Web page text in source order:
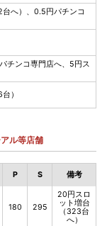
へ）、0.5円パチンコ
チンコ専門店へ、5円ス
）
ル等店舗
P S 備考
180 295
20円スロ
ット増台
（323台
へ）